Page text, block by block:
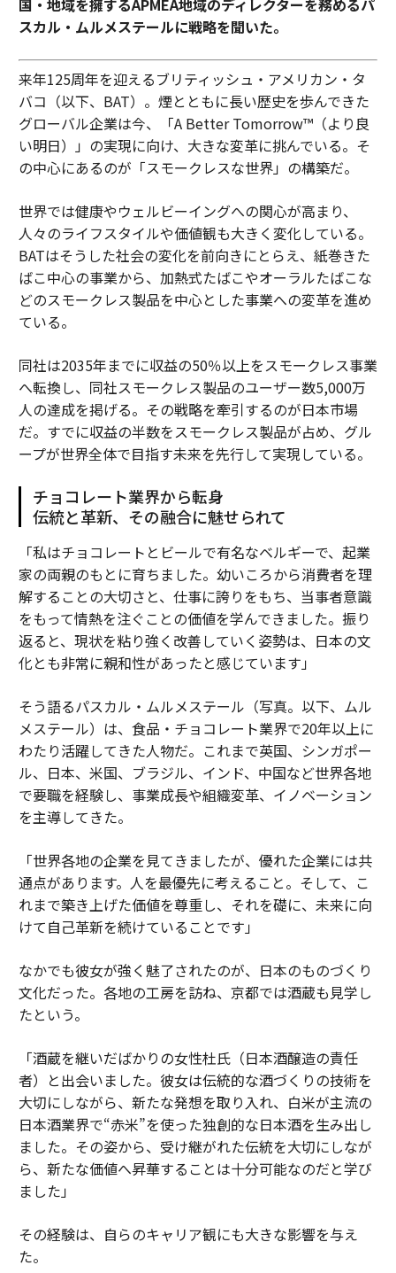
国・地域を擁するAPMEA地域のディレクターを務めるパ
スカル・ムルメステールに戦略を聞いた。
来年125周年を迎えるブリティッシュ・アメリカン・タ
バコ（以下、BAT）。煙とともに長い歴史を歩んできた
グローバル企業は今、「A Better Tomorrow™（より良
い明日）」の実現に向け、大きな変革に挑んでいる。そ
の中心にあるのが「スモークレスな世界」の構築だ。
世界では健康やウェルビーイングへの関心が高まり、
人々のライフスタイルや価値観も大きく変化している。
BATはそうした社会の変化を前向きにとらえ、紙巻きた
ばこ中心の事業から、加熱式たばこやオーラルたばこな
どのスモークレス製品を中心とした事業への変革を進め
ている。
同社は2035年までに収益の50％以上をスモークレス事業
へ転換し、同社スモークレス製品のユーザー数5,000万
人の達成を掲げる。その戦略を牽引するのが日本市場
だ。すでに収益の半数をスモークレス製品が占め、グル
ープが世界全体で目指す未来を先行して実現している。
チョコレート業界から転身
伝統と革新、その融合に魅せられて
「私はチョコレートとビールで有名なベルギーで、起業
家の両親のもとに育ちました。幼いころから消費者を理
解することの大切さと、仕事に誇りをもち、当事者意識
をもって情熱を注ぐことの価値を学んできました。振り
返ると、現状を粘り強く改善していく姿勢は、日本の文
化とも非常に親和性があったと感じています」
そう語るパスカル・ムルメステール（写真。以下、ムル
メステール）は、食品・チョコレート業界で20年以上に
わたり活躍してきた人物だ。これまで英国、シンガポー
ル、日本、米国、ブラジル、インド、中国など世界各地
で要職を経験し、事業成長や組織変革、イノベーション
を主導してきた。
「世界各地の企業を見てきましたが、優れた企業には共
通点があります。人を最優先に考えること。そして、こ
れまで築き上げた価値を尊重し、それを礎に、未来に向
けて自己革新を続けていることです」
なかでも彼女が強く魅了されたのが、日本のものづくり
文化だった。各地の工房を訪ね、京都では酒蔵も見学し
たという。
「酒蔵を継いだばかりの女性杜氏（日本酒醸造の責任
者）と出会いました。彼女は伝統的な酒づくりの技術を
大切にしながら、新たな発想を取り入れ、白米が主流の
日本酒業界で“赤米”を使った独創的な日本酒を生み出し
ました。その姿から、受け継がれた伝統を大切にしなが
ら、新たな価値へ昇華することは十分可能なのだと学び
ました」
その経験は、自らのキャリア観にも大きな影響を与え
た。